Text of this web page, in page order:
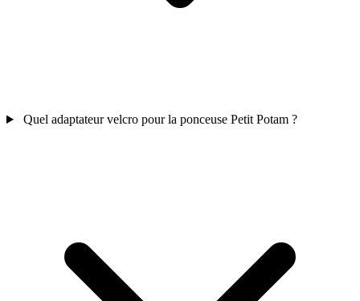
Quel adaptateur velcro pour la ponceuse Petit Potam ?